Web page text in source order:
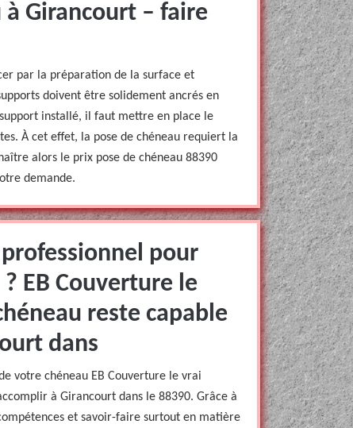
à Girancourt – faire
par la préparation de la surface et
doivent être solidement ancrés en
installé, il faut mettre en place le
À cet effet, la pose de chéneau requiert la
alors le prix pose de chéneau 88390
demande.
pour
EB Couverture le
reste capable
dans
votre chéneau EB Couverture le vrai
à Girancourt dans le 88390. Grâce à
et savoir-faire surtout en matière